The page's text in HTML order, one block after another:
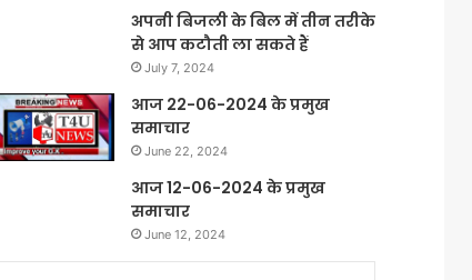
अपनी बिजली के बिल में तीन तरीके
से आप कटौती ला सकते हैं
July 7, 2024
आज 22-06-2024 के प्रमुख
समाचार
June 22, 2024
आज 12-06-2024 के प्रमुख
समाचार
June 12, 2024